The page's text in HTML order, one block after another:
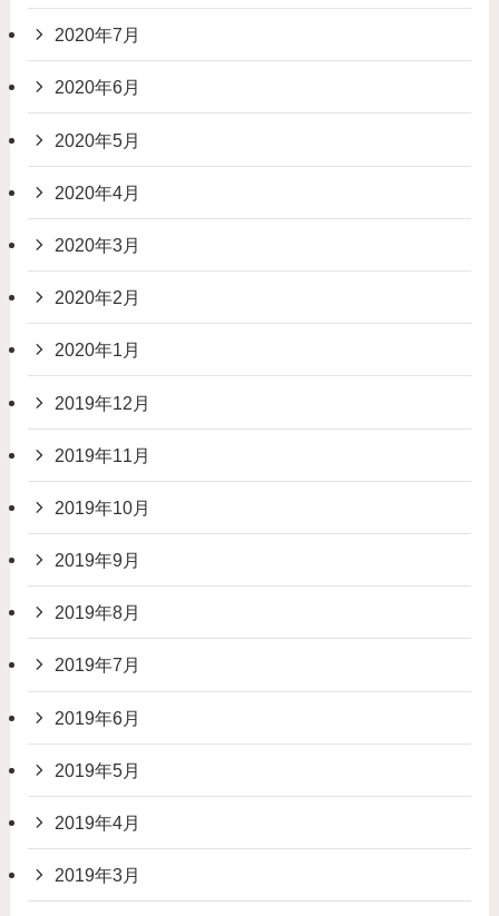
2020年7月
2020年6月
2020年5月
2020年4月
2020年3月
2020年2月
2020年1月
2019年12月
2019年11月
2019年10月
2019年9月
2019年8月
2019年7月
2019年6月
2019年5月
2019年4月
2019年3月